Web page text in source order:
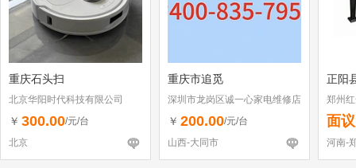
重庆石头扫
北京华阳时代科技有限公司
￥ 300.00/元/台
北京
重庆市追觅
深圳市龙岗区诚一心家电维修店
（个体工商户）
￥ 200.00/元/台
山西-大同市
正阳
郑州
面议
河南-